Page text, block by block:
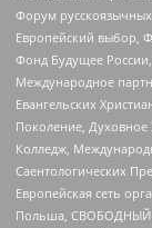
Форум
Европейский выбор,
Фонд Будущее
Международное
Евангельских
Поколение,
Колледж,
Саентологических
Европейская сеть
Польша, СВОБОДНЫЙ